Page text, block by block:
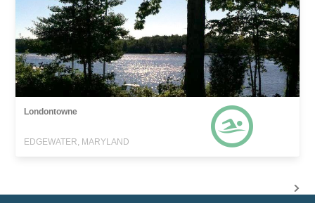
Londontowne
EDGEWATER, MARYLAND